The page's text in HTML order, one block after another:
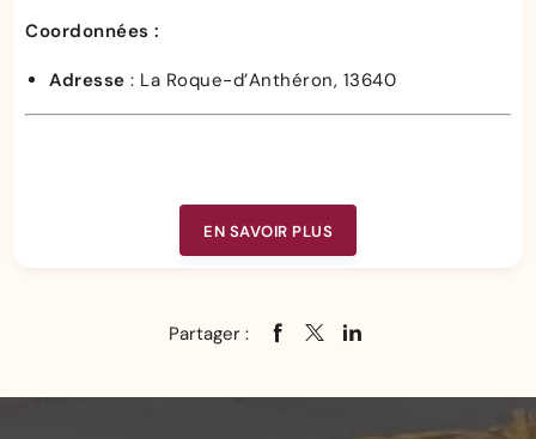
Coordonnées :
Adresse : La Roque-d’Anthéron, 13640
EN SAVOIR PLUS
Partager :